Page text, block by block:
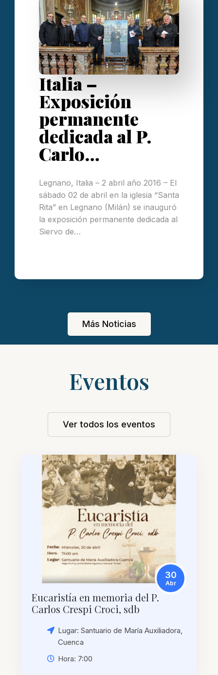
Italia –
Exposición
permanente
dedicada al P.
Carlo…
Legnano, Italia – 2 abril año 2016 – El
sábado 02 de abril en la iglesia “Santa
Rita” en Legnano (Milán) se inauguró
la exposición permanente dedicada al
Siervo de…
Más Noticias
Eventos
Ver todos los eventos
30
Abr
Eucaristía en memoria del P.
Carlos Crespi Croci, sdb
Lugar: Santuario de María Auxiliadora,
Cuenca
Hora: 7:00